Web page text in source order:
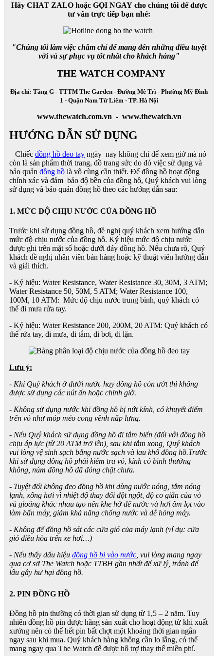
Hãy CHAT ZALO hoặc GỌI NGAY cho chúng tôi để được
tư vấn trực tiếp bạn nhé:
"Chúng tôi làm việc chăm chỉ để mang đến những điều tuyệt
vời và sự phục vụ tốt nhất cho khách hàng"
THE WATCH COMPANY
Địa chỉ: Tầng G - TTTM The Garden - Đường Mễ Trì - Phường Mỹ Đình
1 - Quận Nam Từ Liêm - TP. Hà Nội
www.thewatch.com.vn - www.thewatch.vn
HƯỚNG DẪN SỬ DỤNG
Chiếc đồng hồ đeo tay ngày nay không chỉ để xem giờ mà nó
còn là sản phẩm thời trang, đồ trang sức do đó việc sử dụng và
bảo quản đồng hồ là vô cùng cần thiết. Để đồng hồ hoạt động
chính xác và đảm bảo độ bền của đồng hồ, Quý khách vui lòng
sử dụng và bảo quản đồng hồ theo các hướng dẫn sau:
1. MỨC ĐỘ CHỊU NƯỚC CỦA ĐỒNG HỒ
Trước khi sử dụng đồng hồ, đề nghị quý khách xem hướng dẫn
mức độ chịu nước của đồng hồ. Ký hiệu mức độ chịu nước
được ghi trên mặt số hoặc dưới đáy đồng hồ. Nếu chưa rõ, Quý
khách đề nghị nhân viên bán hàng hoặc kỹ thuật viên hướng dẫn
và giải thích.
- Ký hiệu: Water Resistance, Water Resistance 30, 30M, 3 ATM;
Water Resistance 50, 50M, 5 ATM; Water Resistance 100,
100M, 10 ATM: Mức độ chịu nước trung bình, quý khách có
thể đi mưa rửa tay.
- Ký hiệu: Water Resistance 200, 200M, 20 ATM: Quý khách có
thể rửa tay, đi mưa, đi tắm, đi bơi, đi lặn.
Lưu ý:
- Khi Quý khách ở dưới nước hay đồng hồ còn ướt thì không
được sử dụng các nút ấn hoặc chỉnh giờ.
- Không sử dụng nước khi đồng hồ bị nứt kính, có khuyết điểm
trên vỏ như móp méo cong vênh nắp lưng.
- Nếu Quý khách sử dụng đồng hồ đi tắm biển (đối với đồng hồ
chịu áp lực (từ 20 ATM trở lên), sau khi tắm xong, Quý khách
vui lòng vệ sinh sạch bằng nước sạch và lau khô đồng hồ.Trước
khi sử dụng đồng hồ phải kiểm tra vỏ, kính có bình thường
không, núm đồng hồ đã đóng chặt chưa.
- Tuyệt đối không đeo đồng hồ khi dùng nước nóng, tắm nóng
lạnh, xông hơi vì nhiệt độ thay đổi đột ngột, độ co giãn của vỏ
và gioăng khác nhau tạo nên khe hở để nước và hơi ẩm lọt vào
làm bẩn máy, giảm khả năng chống nước và dễ hỏng máy.
- Không để đồng hồ sát các cửa gió của máy lạnh (ví dụ: cửa
gió điều hòa trên xe hơi…)
- Nếu thấy dấu hiệu đồng hồ bị vào nước , vui lòng mang ngay
qua cơ sở The Watch hoặc TTBH gần nhất để xử lý, tránh để
lâu gây hư hại đồng hồ.
2. PIN ĐỒNG HỒ
Đồng hồ pin thường có thời gian sử dụng từ 1,5 – 2 năm. Tuy
nhiên đồng hồ pin được hãng sản xuất cho hoạt động từ khi xuất
xưởng nên có thể hết pin bất chợt một khoảng thời gian ngắn
ngay sau khi mua. Quý khách hàng không cần lo lắng, có thể
mang ngay qua The Watch để được hỗ trợ thay thế miễn phí.